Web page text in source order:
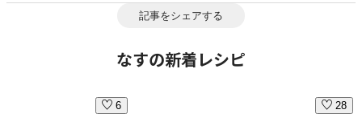
記事をシェアする
なすの新着レシピ
6 28